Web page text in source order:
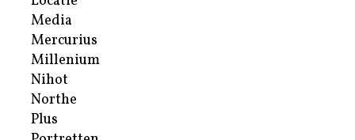
Media
Mercurius
Millenium
Nihot
Northe
Plus